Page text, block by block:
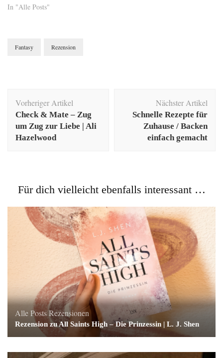
In "Alle Posts"
Fantasy Rezension
Vorheriger Artikel
Check & Mate – Zug
um Zug zur Liebe | Ali
Hazelwood
Nächster Artikel
Schnelle Rezepte für
Zuhause / Backen
einfach gemacht
Für dich vielleicht ebenfalls interessant …
Alle PostsRezensionen
Rezension zu All Saints High – Die Prinzessin | L. J. Shen